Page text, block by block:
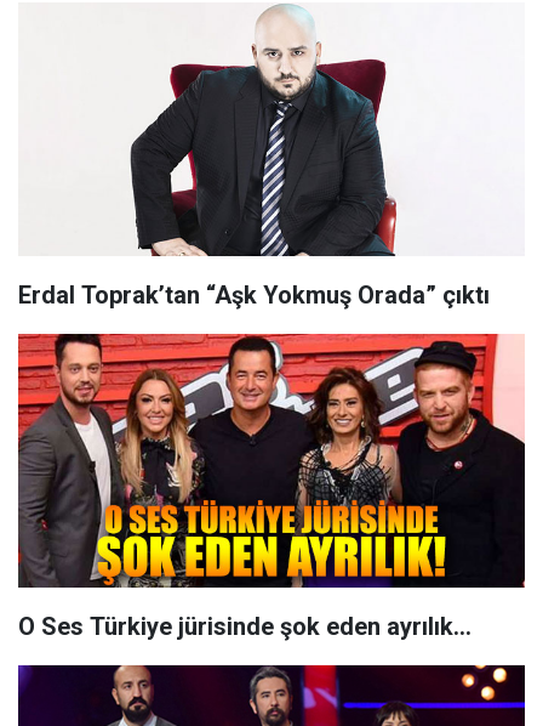
Erdal Toprak’tan “Aşk Yokmuş Orada” çıktı
O Ses Türkiye jürisinde şok eden ayrılık...